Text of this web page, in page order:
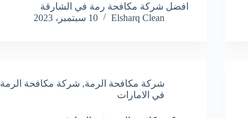
افضل شركة مكافحة رمة في الشارقة
Elsharq Clean
10 سبتمبر، 2023
شركة مكافحة الرمة, شركة مكافحة الرمة
في الامارات